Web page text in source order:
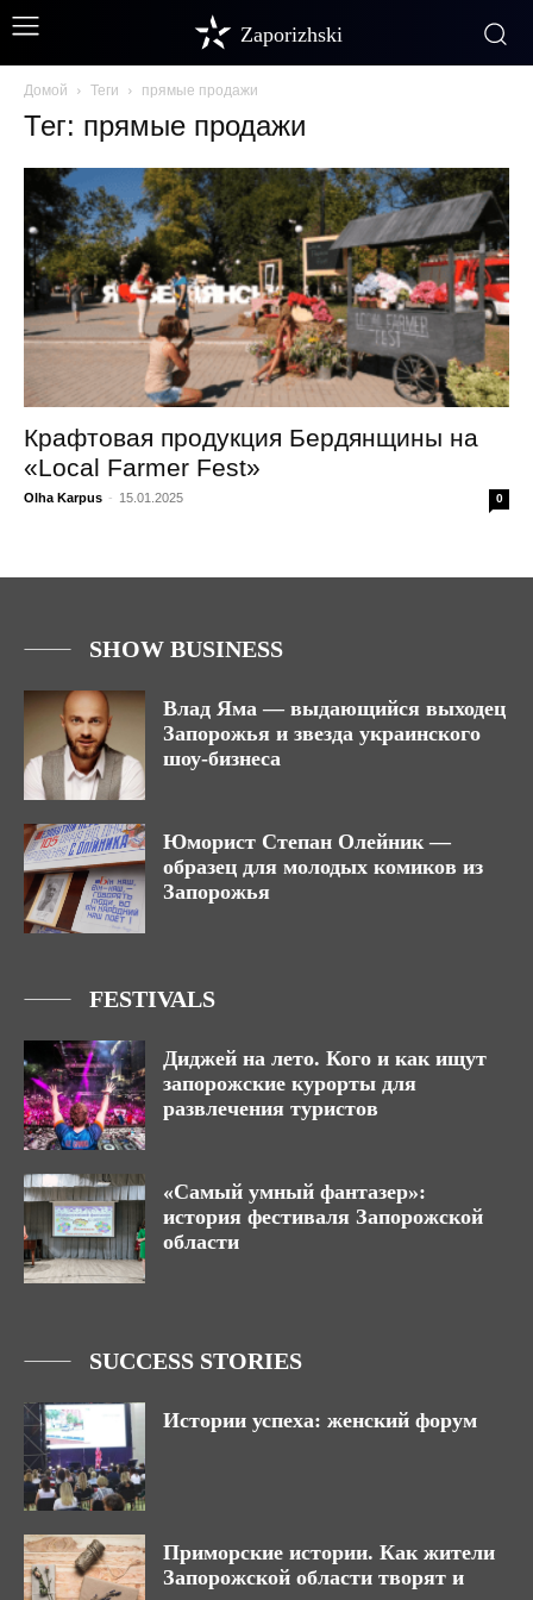
Zaporizhski
Домой Теги прямые продажи
Тег: прямые продажи
Крафтовая продукция Бердянщины на
«Local Farmer Fest»
Olha Karpus - 15.01.2025 0
SHOW BUSINESS
Влад Яма — выдающийся выходец
Запорожья и звезда украинского
шоу-бизнеса
Юморист Степан Олейник —
образец для молодых комиков из
Запорожья
FESTIVALS
Диджей на лето. Кого и как ищут
запорожские курорты для
развлечения туристов
«Самый умный фантазер»:
история фестиваля Запорожской
области
SUCCESS STORIES
Истории успеха: женский форум
Приморские истории. Как жители
Запорожской области творят и